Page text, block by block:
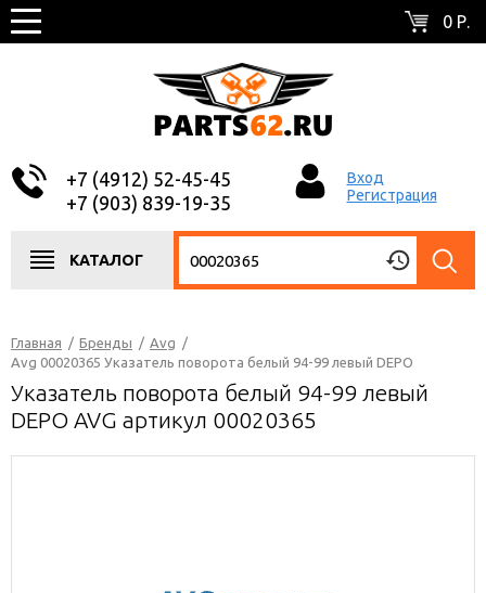
0 Р.
+7 (4912) 52-45-45
+7 (903) 839-19-35
Вход
Регистрация
КАТАЛОГ
Главная / Бренды / Avg /
Avg 00020365 Указатель поворота белый 94-99 левый DEPO
Указатель поворота белый 94-99 левый
DEPO AVG артикул 00020365